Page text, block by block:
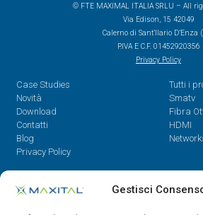
Gestisci
© FTE MAXIMAL ITALIA SRLU – All
Via Edison, 15 42049
Calerno di Sant’Ilario D’Enza
P.IVA E C.F. 01452920356
Privacy Policy
Case Studies
Novità
Download
Contatti
Blog
Privacy Policy
Tutti i
Smatv
Fibra
HDMI
Contatti